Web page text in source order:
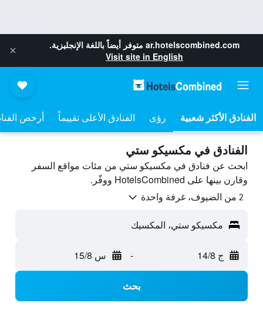
ar.hotelscombined.com متوفر أيضاً باللغة الإنجليزية.
Visit site in English
رؤى الفنادق الأعلى تقييماً أرخص
الفنادق في مكسيكو ستي
ابحث عن فنادق في مكسيكو ستي من مئات مواقع السفر
وقارن بينها على HotelsCombined ووفّر.
2 من الضيوف، غرفة واحدة
مكسيكو ستي، المكسيك
ج 14/8 - س 15/8
بحث